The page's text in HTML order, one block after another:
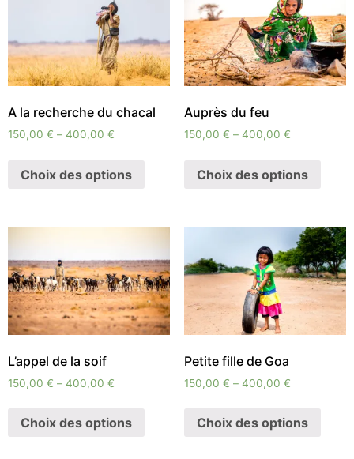
A la recherche du chacal
150,00 € – 400,00 €
Choix des options
Auprès du feu
150,00 € – 400,00 €
Choix des options
L’appel de la soif
150,00 € – 400,00 €
Choix des options
Petite fille de Goa
150,00 € – 400,00 €
Choix des options